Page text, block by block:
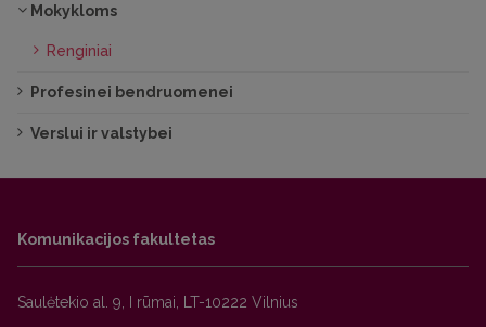
Mokykloms
Renginiai
Profesinei bendruomenei
Verslui ir valstybei
Komunikacijos fakultetas
Saulėtekio al. 9, I rūmai, LT-10222 Vilnius